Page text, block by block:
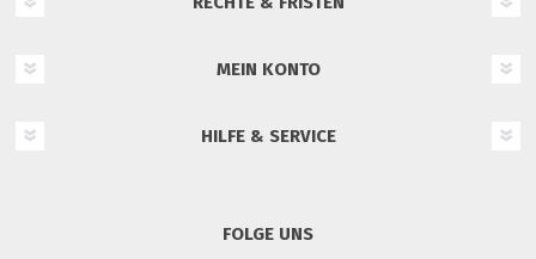
MEIN KONTO
HILFE & SERVICE
FOLGE UNS